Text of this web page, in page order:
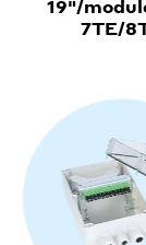
19"/
7TE/